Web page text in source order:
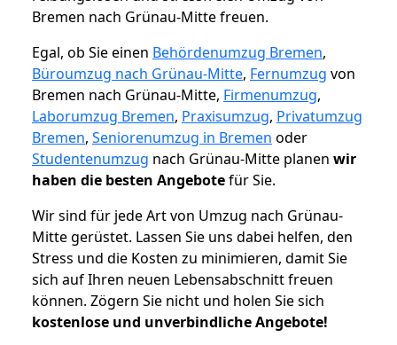
Bremen nach Grünau-Mitte freuen.
Egal, ob Sie einen Behördenumzug Bremen,
Büroumzug nach Grünau-Mitte, Fernumzug von
Bremen nach Grünau-Mitte, Firmenumzug,
Laborumzug Bremen, Praxisumzug, Privatumzug
Bremen, Seniorenumzug in Bremen oder
Studentenumzug nach Grünau-Mitte planen wir
haben die besten Angebotefür Sie.
Wir sind für jede Art von Umzug nach Grünau-
Mitte gerüstet. Lassen Sie uns dabei helfen, den
Stress und die Kosten zu minimieren, damit Sie
sich auf Ihren neuen Lebensabschnitt freuen
können. Zögern Sie nicht und holen Sie sich
kostenlose und unverbindliche Angebote!